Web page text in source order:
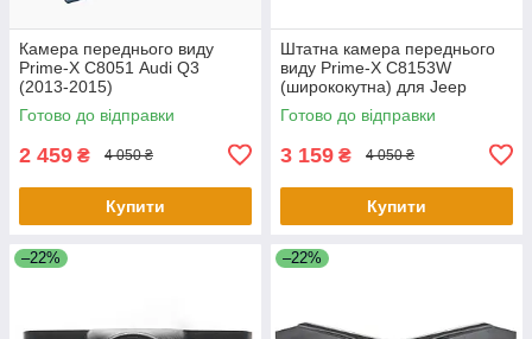
Камера переднього виду
Prime-X С8051 Audi Q3
(2013-2015)
Готово до відправки
2 459 ₴ 4 050 ₴
Купити
Штатна камера переднього
виду Prime-X C8153W
(ширококутна) для Jeep
Cherokee 2016-2018
Готово до відправки
3 159 ₴ 4 050 ₴
Купити
–22% –22%